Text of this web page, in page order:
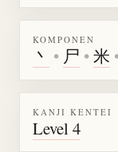
KOMPONEN
丶 • 尸 •米
KANJI KENTEI
Level 4